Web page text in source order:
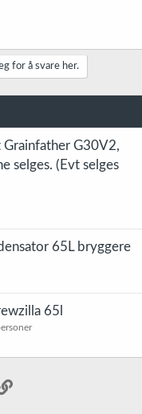
for å svare her.
G30V2,
selges. (Evt selges
65L bryggere
65l